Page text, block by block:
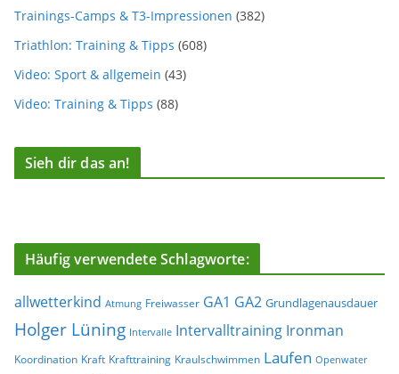
Trainings-Camps & T3-Impressionen (382)
Triathlon: Training & Tipps (608)
Video: Sport & allgemein (43)
Video: Training & Tipps (88)
Sieh dir das an!
Häufig verwendete Schlagworte:
allwetterkind Atmung Freiwasser GA1 GA2 Grundlagenausdauer
Holger Lüning Intervalle Intervalltraining Ironman
Koordination Kraft Krafttraining Kraulschwimmen Laufen Openwater